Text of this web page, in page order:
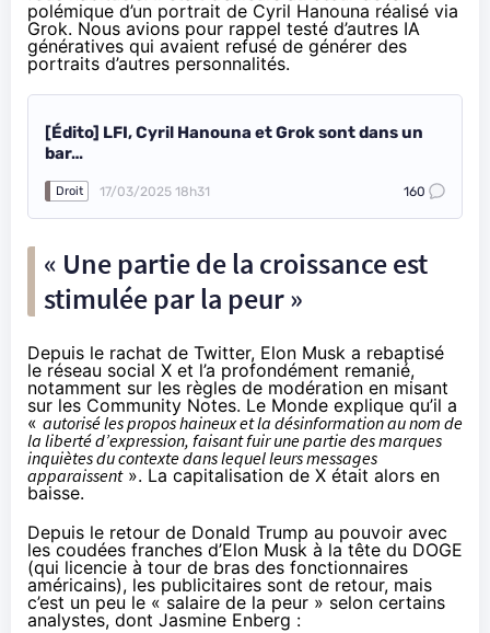
polémique d’un portrait de Cyril Hanouna réalisé via
Grok. Nous avions pour rappel testé d’autres IA
génératives qui avaient refusé de générer des
portraits d’autres personnalités.
[Édito] LFI, Cyril Hanouna et Grok sont dans un
bar…
Droit 17/03/2025 18h31 160
« Une partie de la croissance est
stimulée par la peur »
Depuis le rachat de Twitter, Elon Musk a rebaptisé
le réseau social X et l’a profondément remanié,
notamment sur les règles de modération en misant
sur les Community Notes. Le Monde explique qu’il a
« autorisé les propos haineux et la désinformation au nom de
la liberté d’expression, faisant fuir une partie des marques
inquiètes du contexte dans lequel leurs messages
apparaissent». La capitalisation de X était alors en
baisse.
Depuis le retour de Donald Trump au pouvoir avec
les coudées franches d’Elon Musk à la tête du DOGE
(qui licencie à tour de bras des fonctionnaires
américains), les publicitaires sont de retour, mais
c’est un peu le « salaire de la peur » selon certains
analystes, dont Jasmine Enberg :